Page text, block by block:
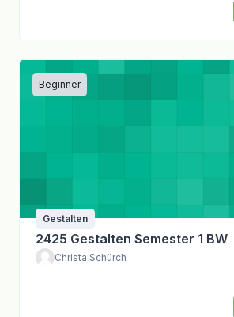
Theorie und Aufgabenstellungen.
theoretisches Wissen getestet
Beginner
Gestalten
2425 Gestalten Semester 1 BW
Christa Schürch